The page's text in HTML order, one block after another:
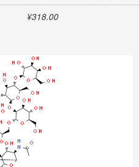
¥318.00